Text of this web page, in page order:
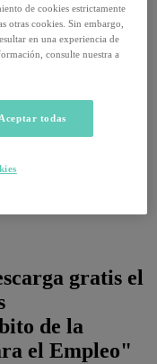
gratis el
de la
el Empleo"
de cookies estrictamente
otras cookies. Sin embargo,
en una experiencia de
consulte nuestra a
Aceptar todas